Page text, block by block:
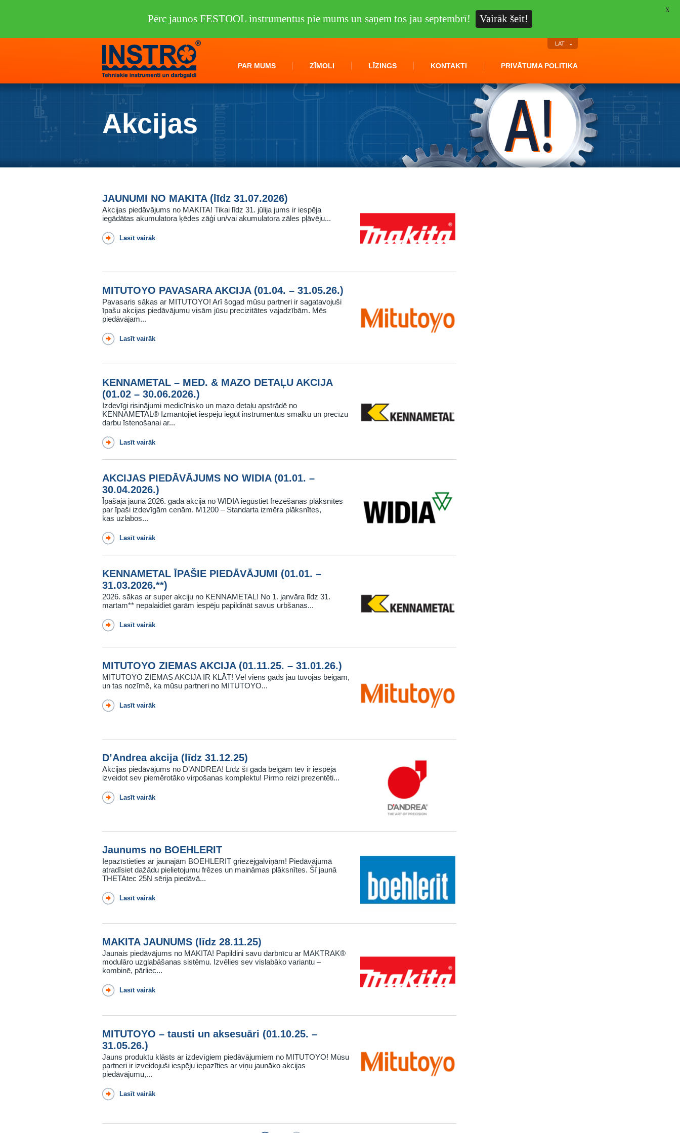
PAR MUMS ZĪMOLI LĪZINGS KONTAKTI PRIVĀTUMA POLITIKA
LAT
Akcijas
JAUNUMI NO MAKITA (līdz 31.07.2026)
Akcijas piedāvājums no MAKITA! Tikai līdz 31. jūlija jums ir iespēja
iegādātas akumulatora ķēdes zāģi un/vai akumulatora zāles pļāvēju...
Lasīt vairāk
MITUTOYO PAVASARA AKCIJA (01.04. – 31.05.26.)
Pavasaris sākas ar MITUTOYO! Arī šogad mūsu partneri ir sagatavojuši
īpašu akcijas piedāvājumu visām jūsu precizitātes vajadzībām. Mēs
piedāvājam...
Lasīt vairāk
KENNAMETAL – MED. & MAZO DETAĻU AKCIJA
(01.02 – 30.06.2026.)
Izdevīgi risinājumi medicīnisko un mazo detaļu apstrādē no
KENNAMETAL® Izmantojiet iespēju iegūt instrumentus smalku un precīzu
darbu īstenošanai ar...
Lasīt vairāk
AKCIJAS PIEDĀVĀJUMS NO WIDIA (01.01. –
30.04.2026.)
Īpašajā jaunā 2026. gada akcijā no WIDIA iegūstiet frēzēšanas plāksnītes
par īpaši izdevīgām cenām. M1200 – Standarta izmēra plāksnītes,
kas uzlabos...
Lasīt vairāk
KENNAMETAL ĪPAŠIE PIEDĀVĀJUMI (01.01. –
31.03.2026.**)
2026. sākas ar super akciju no KENNAMETAL! No 1. janvāra līdz 31.
martam** nepalaidiet garām iespēju papildināt savus urbšanas...
Lasīt vairāk
MITUTOYO ZIEMAS AKCIJA (01.11.25. – 31.01.26.)
MITUTOYO ZIEMAS AKCIJA IR KLĀT! Vēl viens gads jau tuvojas beigām,
un tas nozīmē, ka mūsu partneri no MITUTOYO...
Lasīt vairāk
D’Andrea akcija (līdz 31.12.25)
Akcijas piedāvājums no D’ANDREA! Līdz šī gada beigām tev ir iespēja
izveidot sev piemērotāko virpošanas komplektu! Pirmo reizi prezentēti...
Lasīt vairāk
Jaunums no BOEHLERIT
Iepazīstieties ar jaunajām BOEHLERIT griezējgalviņām! Piedāvājumā
atradīsiet dažādu pielietojumu frēzes un maināmas plāksnītes. Šī jaunā
THETAtec 25N sērija piedāvā...
Lasīt vairāk
MAKITA JAUNUMS (līdz 28.11.25)
Jaunais piedāvājums no MAKITA! Papildini savu darbnīcu ar MAKTRAK®
modulāro uzglabāšanas sistēmu. Izvēlies sev vislabāko variantu –
kombinē, pārliec...
Lasīt vairāk
MITUTOYO – tausti un aksesuāri (01.10.25. –
31.05.26.)
Jauns produktu klāsts ar izdevīgiem piedāvājumiem no MITUTOYO! Mūsu
partneri ir izveidojuši iespēju iepazīties ar viņu jaunāko akcijas
piedāvājumu,...
Lasīt vairāk
Pērc jaunos FESTOOL instrumentus pie mums un saņem tos jau septembrī! Vairāk šeit!
X